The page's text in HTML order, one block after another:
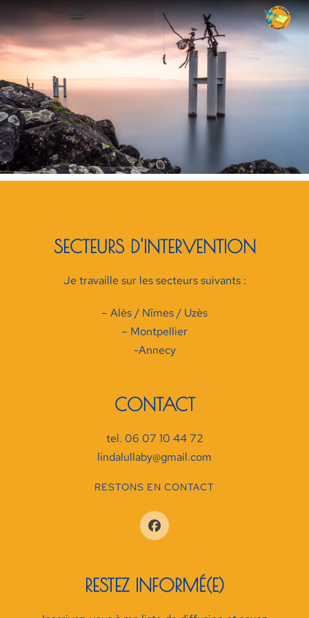
SECTEURS D'INTERVENTION
Je travaille sur les secteurs suivants :
– Alès / Nîmes / Uzès
– Montpellier
-Annecy
CONTACT
tel. 06 07 10 44 72
lindalullaby@gmail.com
RESTONS EN CONTACT
RESTEZ INFORMÉ(E)